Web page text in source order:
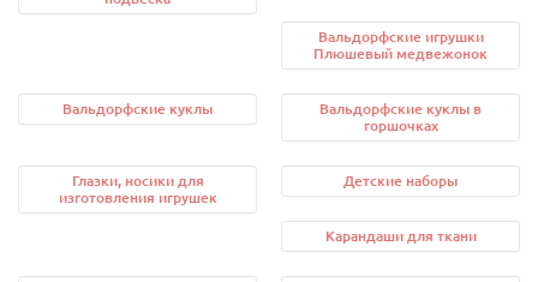
Вальдорфские игрушки
Плюшевый медвежонок
Вальдорфские куклы
Вальдорфские куклы в
горшочках
Глазки, носики для
изготовления игрушек
Детские наборы
Карандаши для ткани